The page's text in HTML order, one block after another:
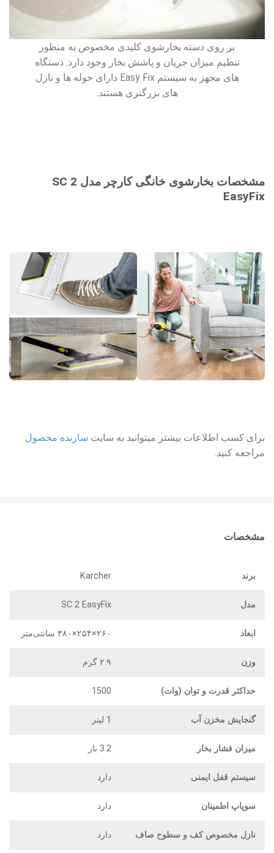
بر روی دسته بخارشوی کلیدی مخصوص به منظور
تنظیم میزان جریان و پاشش بخار وجود دارد. دستگاه
های مجهز به سیستم Easy Fix دارای حوله ها و نازل
های بزرگتری هستند.
مشخصات بخارشوی خانگی کارچر مدل SC 2
EasyFix
برای کسب اطلاعات بیشتر میتوانید به سایت سازنده محصول
مراجعه کنید.
مشخصات
برند Karcher
مدل SC 2 EasyFix
ابعاد ۲۶۰×۲۵۴×۳۸۰ سانتی‌متر
وزن ۲.۹ گرم
حداکثر قدرت و توان (وات) 1500
گنجایش مخزن آب 1 لیتر
میزان فشار بخار 3.2 بار
سیستم قفل ایمنی دارد
سوپاپ اطمینان دارد
نازل مخصوص کف و سطوح صاف دارد